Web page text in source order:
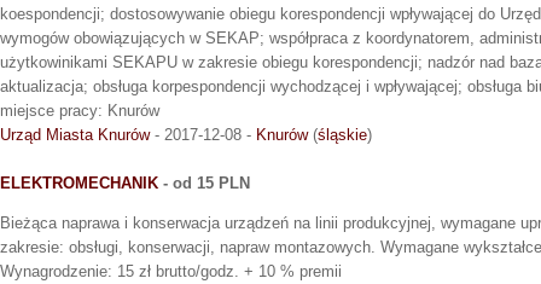
koespondencji; dostosowywanie obiegu korespondencji wpływającej do
wymogów obowiązujących w SEKAP; współpraca z koordynatorem,
użytkowinikami SEKAPU w zakresie obiegu korespondencji; nadzór nad
aktualizacja; obsługa korpespondencji wychodzącej i wpływającej; obsługa
miejsce pracy: Knurów
Urząd Miasta Knurów- 2017-12-08 - Knurów(śląskie)
ELEKTROMECHANIK - od 15 PLN
Bieżąca naprawa i konserwacja urządzeń na linii produkcyjnej, wymagane
zakresie: obsługi, konserwacji, napraw montazowych. Wymagane
Wynagrodzenie: 15 zł brutto/godz. + 10 % premii